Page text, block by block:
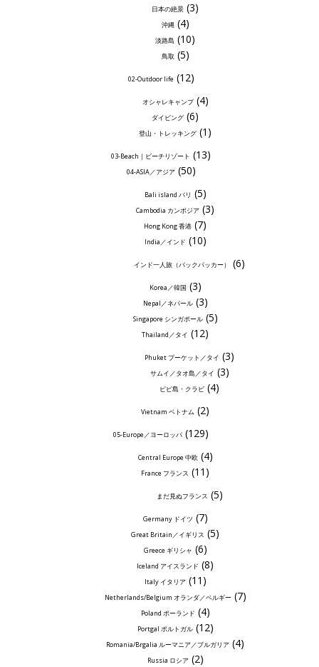
日本の絶景 (3)
沖縄(4)
淡路島 (10)
鳥取 (5)
02-Outdoor life(12)
オシャレキャンプ(4)
ダイビング (6)
登山・トレッキング (1)
03-Beach｜ビーチリゾート (13)
04-ASIA／アジア(50)
Bali island バリ (5)
Cambodia カンボジア (3)
Hong Kong 香港 (7)
India／インド (10)
インド一人旅（バックパッカー） (6)
Korea／韓国 (3)
Nepal／ネパール(3)
Singapore シンガポール(5)
Thailand／タイ (12)
Phuket プーケット／タイ (3)
サムイ／タオ島／タイ (3)
ピピ島・クラビ (4)
Vietnam ベトナム (2)
05-Europe／ヨーロッパ (129)
Central Europe 中欧 (4)
France フランス (11)
まだ見ぬフランス (5)
Germany ドイツ (7)
Great Britain／イギリス (5)
Greece ギリシャ (6)
Iceland アイスランド (8)
Italy イタリア(11)
Netherlands/Belgium オランダ／ベルギー(7)
Poland ポーランド (4)
Portgal ポルトガル(12)
Romania/Brgalia ルーマニア／ブルガリア (4)
Russia ロシア(2)